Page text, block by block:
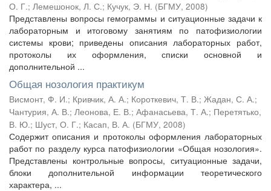
О. Г.; Лемешонок, Л. С.; Кучук, Э. Н. (БГМУ, 2008)
Представлены вопросы гемограммы и ситуационные задачи к
лабораторным и итоговому занятиям по патофизиологии
системы крови; приведены описания лабораторных работ,
протоколы их оформления, списки основной и
дополнительной ...
Общая нозология практикум
Висмонт, Ф. И.; Кривчик, А. А.; Короткевич, Т. В.; Жадан, С. А.;
Чантурия, А. В.; Леонова, Е. В.; Афанасьева, Т. А.; Перетятько,
В. Ю.; Шуст, О. Г.; Касап, В. А. (БГМУ, 2008)
Содержит описания и протоколы оформления лабораторных
работ по разделу курса патофизиологии «Общая нозология».
Представлены контрольные вопросы, ситуационные задачи,
блоки дополнительной информации теоретического
характера, ...